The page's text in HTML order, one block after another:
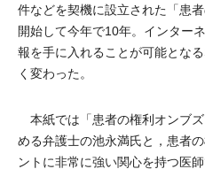
件などを契機に設立された「患
開始して今年で10年。インター
報を手に入れることが可能とな
く変わった。
本紙では「患者の権利オンブ
める弁護士の池永満氏と，患者
ントに非常に強い関心を持つ医